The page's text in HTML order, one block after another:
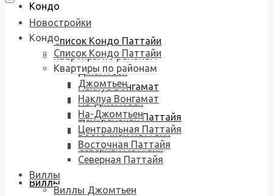
Кондо
Список Кондо Паттайи
Квартиры по районам
Джомтьен
Наклуа Вонгамат
На-Джомтьен
Центральная Паттайя
Восточная Паттайя
Северная Паттайя
Виллы
Новостройки
Кондо
Список Кондо Паттайи
Квартиры по районам
Джомтьен
Наклуа Вонгамат
На-Джомтьен
Центральная Паттайя
Восточная Паттайя
Северная Паттайя
Виллы
Виллы Джомтьен